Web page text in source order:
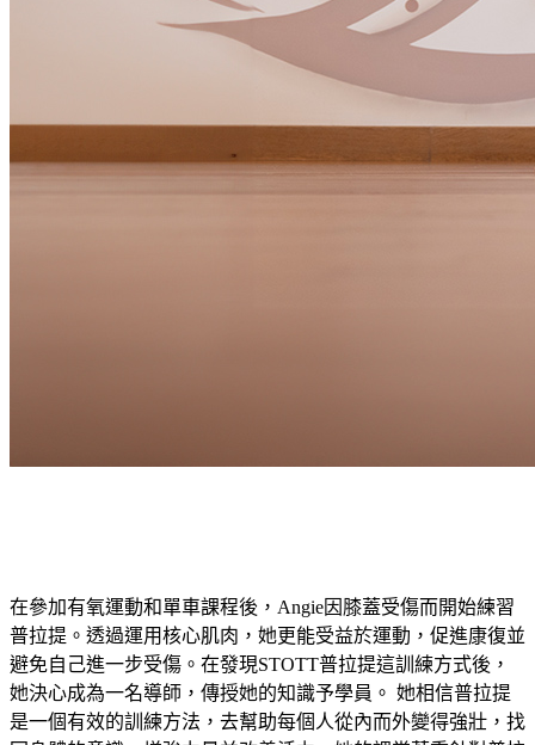
在參加有氧運動和單車課程後，Angie因膝蓋受傷而開始練習
普拉提。透過運用核心肌肉，她更能受益於運動，促進康復並
避免自己進一步受傷。在發現STOTT普拉提這訓練方式後，
她決心成為一名導師，傳授她的知識予學員。 她相信普拉提
是一個有效的訓練方法，去幫助每個人從內而外變得強壯，找